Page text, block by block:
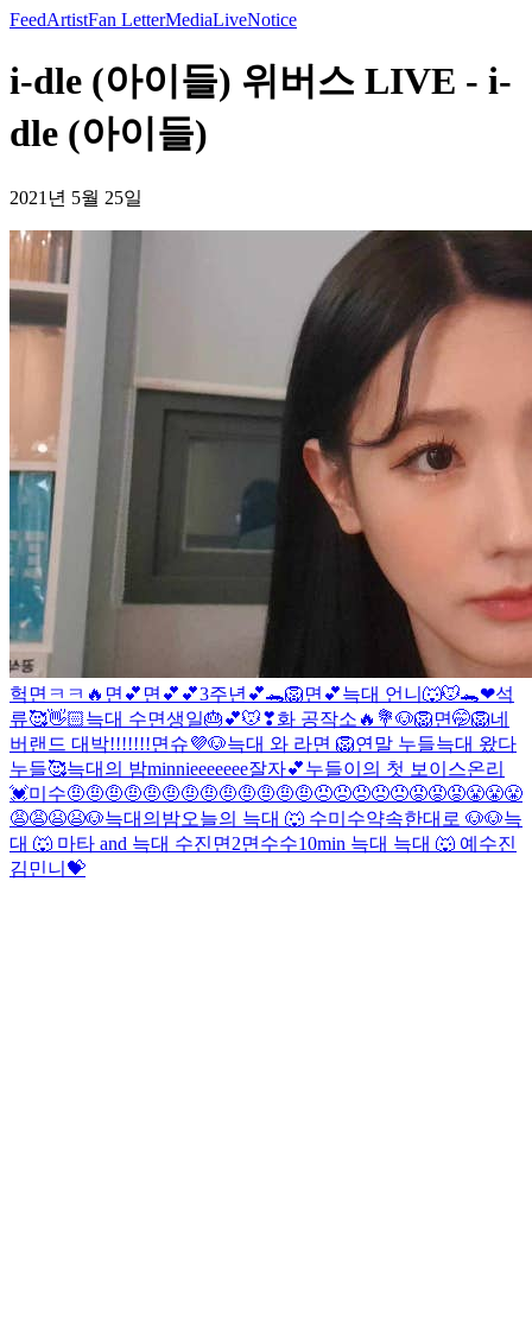
FeedArtistFan LetterMediaLiveNotice
i-dle (아이들) 위버스 LIVE - i-
dle (아이들)
2021년 5월 25일
헉 면ㅋㅋ🔥 면💕 면💕💕3주년💕🐊🦁면💕늑대 언니🐺🐭🐊❤석
류🥰👋🏻늑대 수면생일🎂💕🐭❣화 공작소🔥💐🐶🦁면🤭🦁네
버랜드 대박!!!!!!!면슈💜🐶늑대 와 라면 🦁연말 누들늑대 왔다
누들🥰늑대의 밤minnieeeeeee잘자💕누들이의 첫 보이스온리
💓미수🤨🤨🤨🤨🤨🤨🤨🤨🤨🤨🤨🤨🤨😠😠😠😠😠😡😡😡😤😤😤
😩😩😫😫🐶늑대의밤오늘의 늑대 🐺 수미수약속한대로 🐶🐶늑
대 🐺 마타 and 늑대 수진 면2면 수수10min 늑대 늑대 🐺 예 수진
김민니💝